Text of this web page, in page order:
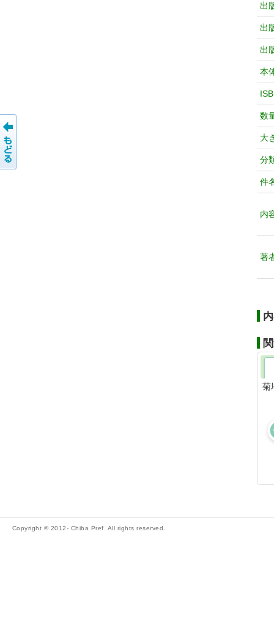
出
出
出
本
数
大
分
件
内
著
菊
Copyright © 2012- Chiba Pref. All rights reserved.